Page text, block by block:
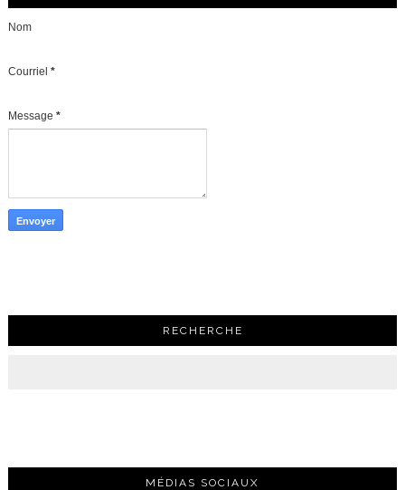
Nom
Courriel *
Message *
RECHERCHE
MÉDIAS SOCIAUX